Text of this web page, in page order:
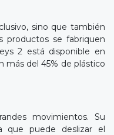
sino que también
productos se fabriquen
2 está disponible en
más del 45% de plástico
movimientos. Su
que puede deslizar el